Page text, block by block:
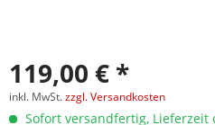
119,00 € *
inkl. MwSt.zzgl. Versandkosten
Sofort versandfertig, Lieferzeit